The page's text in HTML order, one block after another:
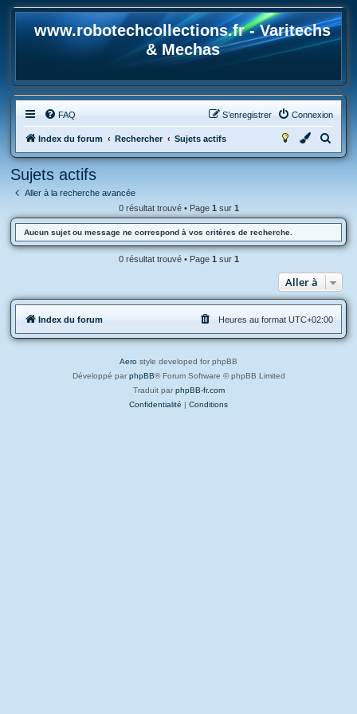
www.robotechcollections.fr - Varitechs
& Mechas
FAQ Connexion
S’enregistrer
Index du forum Rechercher Sujets actifs
e
e
c
h
e
Sujets actifs
Aller à la recherche avancée
0 résultat trouvé • Page 1 sur 1
Aucun sujet ou message ne correspond à vos critères de recherche.
0 résultat trouvé • Page 1 sur 1
Aller à
Index du forum Heures au format UTC+02:00
Aero style developed for phpBB
Développé par phpBB® Forum Software © phpBB Limited
Traduit par phpBB-fr.com
Confidentialité | Conditions